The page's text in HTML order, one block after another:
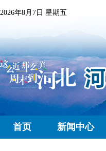
2026年8月7日 星期五
首页 新闻中心